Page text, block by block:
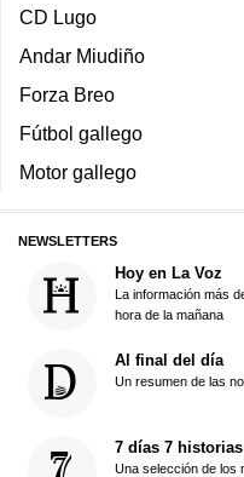
CD Lugo
Andar Miudiño
Forza Breo
Fútbol gallego
Motor gallego
NEWSLETTERS
Hoy en La Voz
La información más
hora de la mañana
Al final del día
Un resumen de las
7 días 7 historias
Una selección de los